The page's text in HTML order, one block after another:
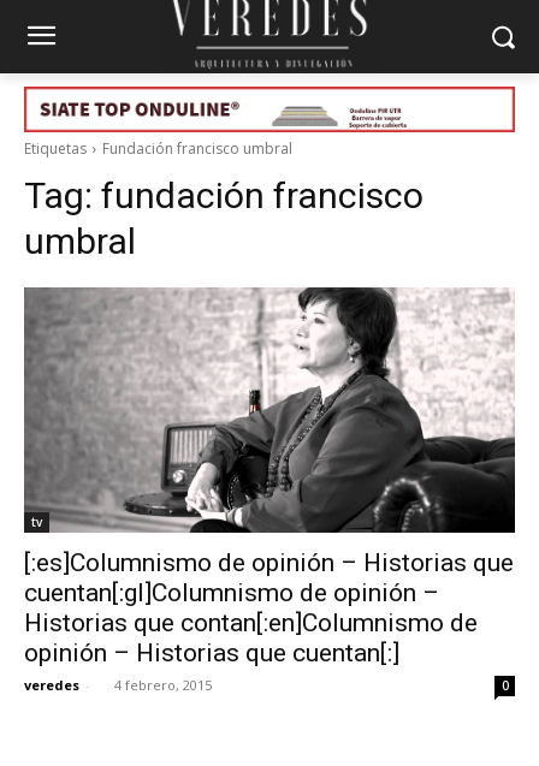
Etiquetas Fundación francisco umbral
Tag: fundación francisco
umbral
tv
[:es]Columnismo de opinión – Historias que
cuentan[:gl]Columnismo de opinión –
Historias que contan[:en]Columnismo de
opinión – Historias que cuentan[:]
veredes - 4 febrero, 2015 0